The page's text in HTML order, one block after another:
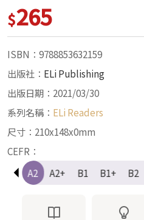
$265
ISBN：9788853632159
出版社： ELi Publishing
出版日期：2021/03/30
系列名稱： ELi Readers
尺寸：210x148x0mm
CEFR：
A1+
A2 A2+ B1 B1+ B2